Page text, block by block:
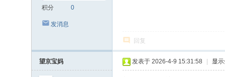
积分 0
发消息
回复
望京宝妈 发表于 2026-4-9 15:31:58 显